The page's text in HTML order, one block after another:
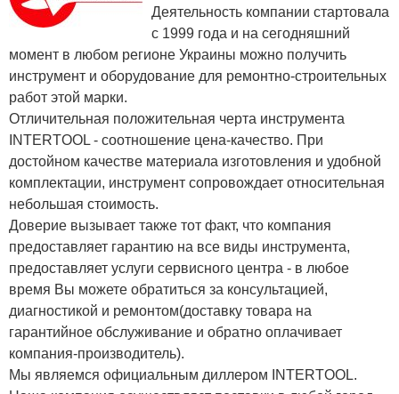
Деятельность компании стартовала
с 1999 года и на сегодняшний
момент в любом регионе Украины можно получить
инструмент и оборудование для ремонтно-строительных
работ этой марки.
Отличительная положительная черта инструмента
INTERTOOL - соотношение цена-качество. При
достойном качестве материала изготовления и удобной
комплектации, инструмент сопровождает относительная
небольшая стоимость.
Доверие вызывает также тот факт, что компания
предоставляет гарантию на все виды инструмента,
предоставляет услуги сервисного центра - в любое
время Вы можете обратиться за консультацией,
диагностикой и ремонтом(доставку товара на
гарантийное обслуживание и обратно оплачивает
компания-производитель).
Мы являемся официальным диллером INTERTOOL.